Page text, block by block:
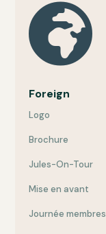

Foreign
Logo
Brochure
Jules-On-Tour
Mise en avant
Journée membres